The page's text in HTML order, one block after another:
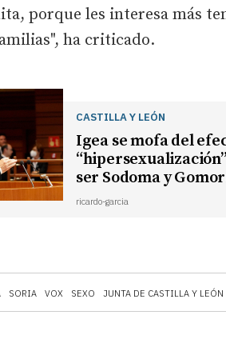
SORIA VOX SEXO JUNTA DE CASTILLA Y LEÓN
porque les interesa más
ha criticado.
CASTILLA Y LEÓN
Igea se mofa del
ser Sodoma y
ricardo-garcia